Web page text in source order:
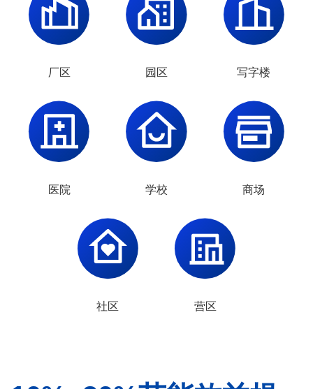
厂区 园区 写字楼
医院 学校 商场
社区 营区